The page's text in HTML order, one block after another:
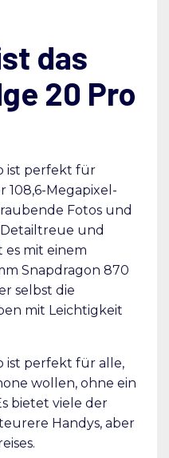
das
20 Pro
ist perfekt für
108,6-Megapixel-
Fotos und
und
es mit einem
Snapdragon 870
selbst die
mit Leichtigkeit
ist perfekt für alle,
wollen, ohne ein
bietet viele der
Handys, aber